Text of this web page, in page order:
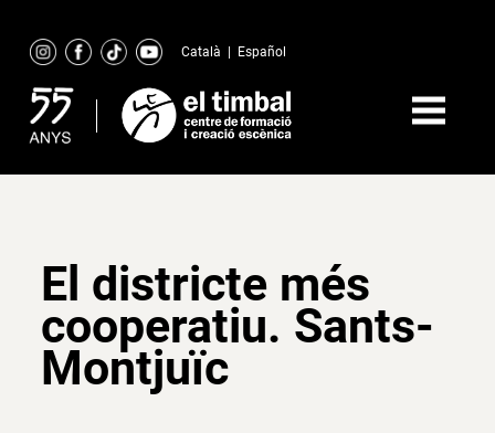
content
Català Español
El districte més
cooperatiu. Sants-
Montjuïc